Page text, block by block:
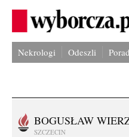
Nekrologi Odeszli
BOGUSŁAW
SZCZECIN